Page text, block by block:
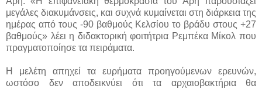
μεγάλες διακυμάνσεις, και συχνά κυμαίνεται στη διάρκεια της
ημέρας από τους -90 βαθμούς Κελσίου το βράδυ στους +27
βαθμούς» λέει η διδακτορική φοιτήτρια Ρεμπέκα Μίκολ που
πραγματοποίησε τα πειράματα.
Η μελέτη απηχεί τα ευρήματα προηγούμενων ερευνών,
ωστόσο δεν αποδεικνύει ότι τα αρχαιοβακτήρια θα